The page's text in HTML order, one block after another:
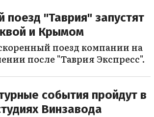
поезд "Таврия" запустят
и Крымом
поезд компании на
после "Таврия Экспресс".
события пройдут в
Винзавода